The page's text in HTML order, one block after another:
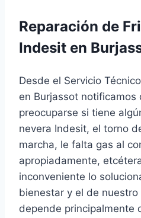
Reparación de
Indesit en
Desde el Servicio
en Burjassot notificamos
preocuparse si tiene
nevera Indesit, el torno
marcha, le falta gas al
apropiadamente,
inconveniente lo
bienestar y el de nuestro
depende principalmente